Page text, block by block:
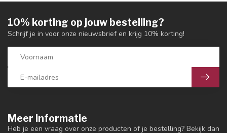
Meer informatie
Heb je een vraag over onze producten of je bestelling? Bekijk dan
10% korting op jouw bestelling?
Schrijf je in voor onze nieuwsbrief en krijg 10% korting!